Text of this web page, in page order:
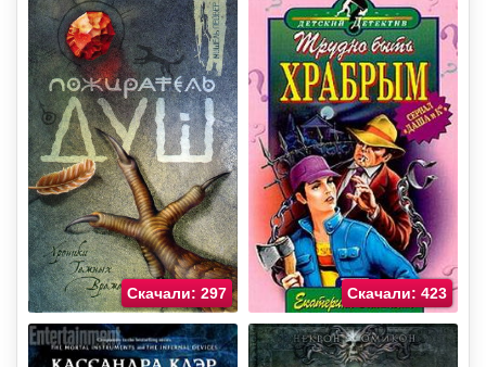
Скачали: 297 Скачали: 423